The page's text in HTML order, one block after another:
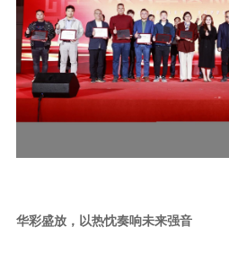
华彩盛放， 以热忱奏响未来强音